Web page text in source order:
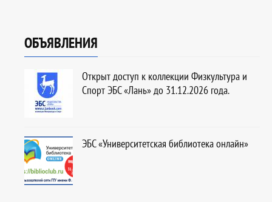
ОБЪЯВЛЕНИЯ
Открыт доступ к коллекции Физкультура и
Спорт ЭБС «Лань» до 31.12.2026 года.
ЭБС «Университетская библиотека онлайн»